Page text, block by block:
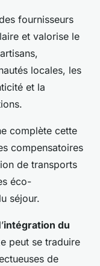
fournisseurs
et valorise le
locales, les
et la
complète cette
compensatoires
de transports
éco-
séjour.
intégration du
peut se traduire
de